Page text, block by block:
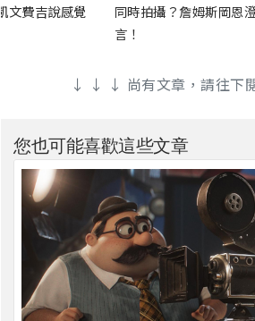
文費吉說感覺
同時拍攝？詹姆斯岡恩
言！
↓ ↓ ↓ 尚有文章，請往
您也可能喜歡這些文章